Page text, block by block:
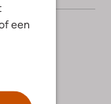
een